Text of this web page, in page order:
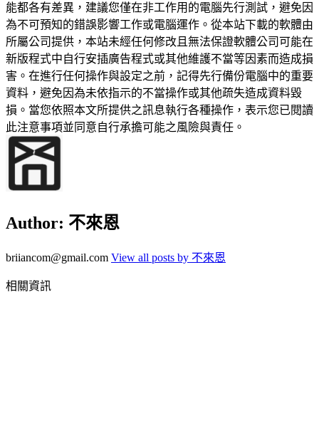
能都各有差異，建議您僅在非工作用的電腦先行測試，避免因
為不可預知的錯誤影響工作或電腦運作。從本站下載的軟體由
所屬公司提供，本站未經任何修改且無法保證軟體公司可能在
新版程式中自行安插廣告程式或其他維護不當等因素而造成損
害。在進行任何操作與設定之前，記得先行備份電腦中的重要
資料，避免因為未依指示的不當操作或其他疏失造成資料毀
損。當您依照本文所提供之訊息執行各種操作，表示您已閱讀
此注意事項並同意自行承擔可能之風險與責任。
Author: 不來恩
briiancom@gmail.com View all posts by 不來恩
相關資訊